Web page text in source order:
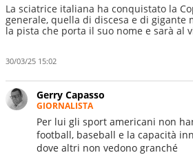
La sciatrice italiana ha conquistato la
generale, quella di discesa e di gigante
la pista che porta il suo nome e sarà al
30/03/25 15:02
Gerry Capasso
GIORNALISTA
Per lui gli sport americani non
football, baseball e la capacità
dove altri non vedono granché